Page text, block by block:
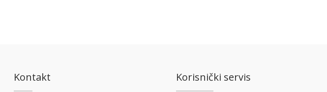
Kontakt Korisnički servis